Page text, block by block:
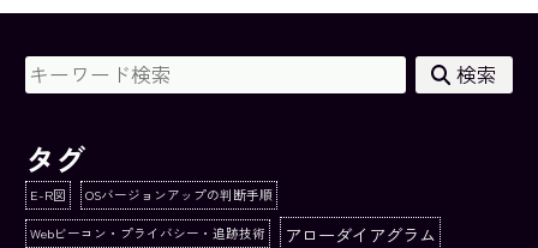
検索
タグ
E-R図 OSバージョンアップの判断手順
Webビーコン・プライバシー・追跡技術 アローダイアグラム